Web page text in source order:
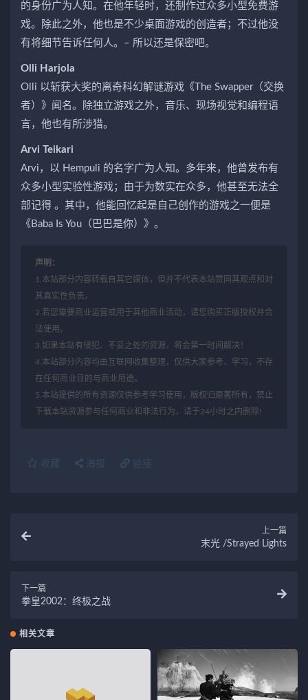
的身份广为人知。在他年轻时，还制作过众多小型免费游
戏。除此之外，他也是不少桌面游戏的创造者；不过他没
有将细节告诉任何人。– 所以还是保密吧。
Olli Harjola
Olli 以斩获大奖的离奇科幻解谜游戏 《The Swapper（交换
者）》 闻名。除独立游戏之外，音乐、现场视觉和编程语
言，他也有所涉猎。
Arvi Teikari
Arvi，以 Hempuli 的名字广为人知。多年来，他曾发布有
众多小型实验性游戏；由于为数实在众多，他甚至无法全
部记得 。其中，他能回忆起是自己创作的游戏之一便是
《 Baba Is You （巴巴是你）》。
声明：
1.本站部分内容转载自其它媒体，但并不代表本站赞同其观点和对
其真实性负责。
2.若您需要商业运营或用于其他商业活动，请您购买正版授权并合
法使用。
3.如果本站有侵犯、不妥之处的资源，将会第一时间解决！
4.本站部分内容均由互联网收集整理，仅供大家参考、学习，不存
在任何商业目的与商业用途。
5.本站提供的所有资源仅供参考学习使用，版权归原著所有，禁止
下载本站资源参与任何商业和非法行为，请于24小时之内删除!
收藏 海报 链接
上一篇
末光 /Strayed Lights
下一篇
拳皇2002：终极之战
相关文章